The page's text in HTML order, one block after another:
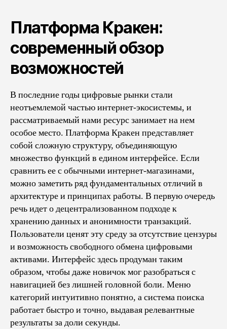
Платформа Кракен:
современный обзор
возможностей
В последние годы цифровые рынки стали
неотъемлемой частью интернет-экосистемы, и
рассматриваемый нами ресурс занимает на нем
особое место. Платформа Кракен представляет
собой сложную структуру, объединяющую
множество функций в едином интерфейсе. Если
сравнить ее с обычными интернет-магазинами,
можно заметить ряд фундаментальных отличий в
архитектуре и принципах работы. В первую очередь
речь идет о децентрализованном подходе к
хранению данных и анонимности транзакций.
Пользователи ценят эту среду за отсутствие цензуры
и возможность свободного обмена цифровыми
активами. Интерфейс здесь продуман таким
образом, чтобы даже новичок мог разобраться с
навигацией без лишней головной боли. Меню
категорий интуитивно понятно, а система поиска
работает быстро и точно, выдавая релевантные
результаты за доли секунды.